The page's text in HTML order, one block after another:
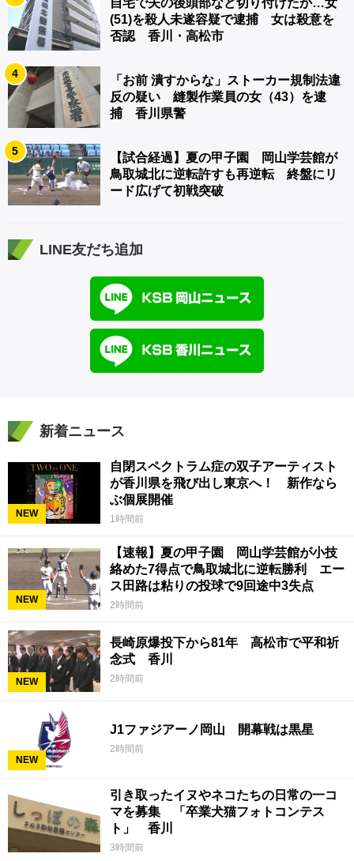
自宅で夫の後頭部など切り付けたか…女
(51)を殺人未遂容疑で逮捕 女は殺意を
否認 香川・高松市
4
「お前 潰すからな」ストーカー規制法違
反の疑い 縫製作業員の女（43）を逮
捕 香川県警
5
【試合経過】夏の甲子園 岡山学芸館が
鳥取城北に逆転許すも再逆転 終盤にリ
ード広げて初戦突破
LINE友だち追加
新着ニュース
NEW
自閉スペクトラム症の双子アーティスト
が香川県を飛び出し東京へ！ 新作なら
ぶ個展開催
1時間前
NEW
【速報】夏の甲子園 岡山学芸館が小技
絡めた7得点で鳥取城北に逆転勝利 エー
ス田路は粘りの投球で9回途中3失点
2時間前
NEW
長崎原爆投下から81年 高松市で平和祈
念式 香川
2時間前
NEW
J1ファジアーノ岡山 開幕戦は黒星
2時間前
引き取ったイヌやネコたちの日常の一コ
マを募集 「卒業犬猫フォトコンテス
ト」 香川
3時間前